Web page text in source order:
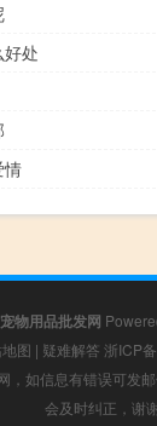
处
情
宠物用品批发网
图 | 疑难解答 浙ICP
，如信息有错误可发
会及时纠正，谢